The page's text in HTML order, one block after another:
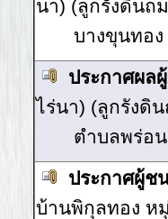
นา) (ลูกรังดิน
บางขุนทอง
ประกาศผล
ไร่นา) (ลูกรังดิ
ตำบลพร่อ
ประกาศผู้ช
บ้านพิกุลทอง ห